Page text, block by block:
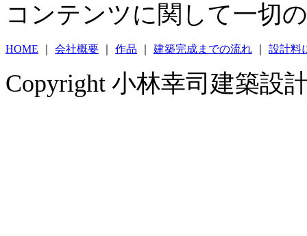
コンテンツに関して一切
HOME 会社概要 作品 建築完成までの流れ 設計料
Copyright 小林幸司建築設